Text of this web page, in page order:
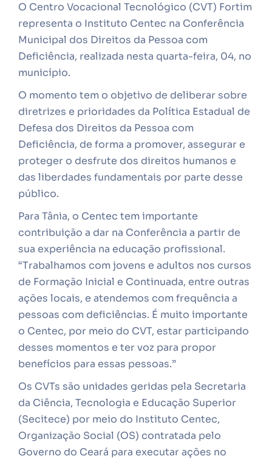
O Centro Vocacional Tecnológico (CVT) Fortim
representa o Instituto Centec na Conferência
Municipal dos Direitos da Pessoa com
Deficiência, realizada nesta quarta-feira, 04, no
município.
O momento tem o objetivo de deliberar sobre
diretrizes e prioridades da Política Estadual de
Defesa dos Direitos da Pessoa com
Deficiência, de forma a promover, assegurar e
proteger o desfrute dos direitos humanos e
das liberdades fundamentais por parte desse
público.
Para Tânia, o Centec tem importante
contribuição a dar na Conferência a partir de
sua experiência na educação profissional.
“Trabalhamos com jovens e adultos nos cursos
de Formação Inicial e Continuada, entre outras
ações locais, e atendemos com frequência a
pessoas com deficiências. É muito importante
o Centec, por meio do CVT, estar participando
desses momentos e ter voz para propor
benefícios para essas pessoas.”
Os CVTs são unidades geridas pela Secretaria
da Ciência, Tecnologia e Educação Superior
(Secitece) por meio do Instituto Centec,
Organização Social (OS) contratada pelo
Governo do Ceará para executar ações no